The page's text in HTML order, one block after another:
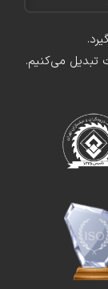
تبدیل می‌کنیم.